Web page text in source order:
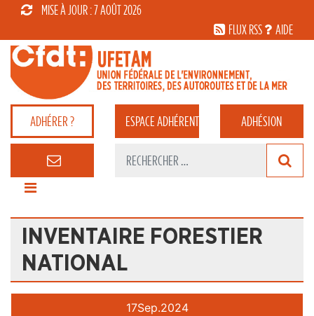
MISE À JOUR : 7 AOÛT 2026
FLUX RSS
AIDE
ADHÉRER ? ESPACEADHÉRENT ADHÉSION
INVENTAIRE FORESTIER
NATIONAL
17Sep.2024